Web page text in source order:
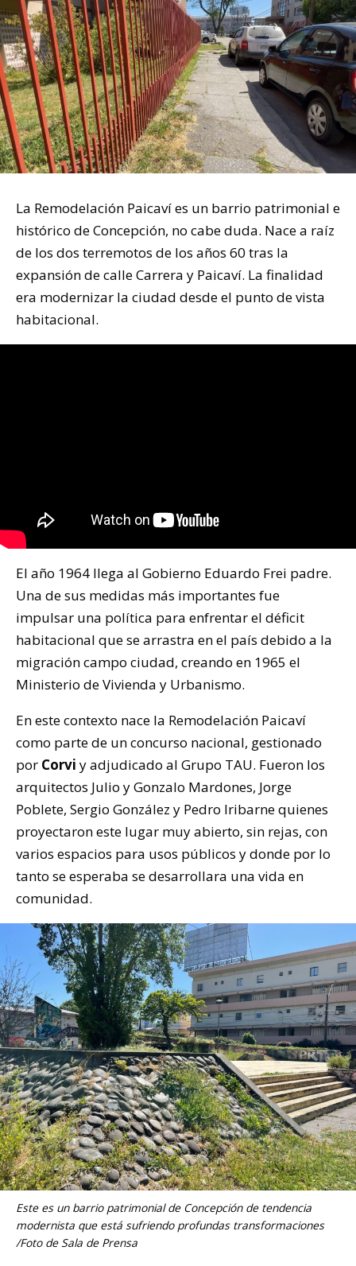
La Remodelación Paicaví es un barrio patrimonial e
histórico de Concepción, no cabe duda. Nace a raíz
de los dos terremotos de los años 60 tras la
expansión de calle Carrera y Paicaví. La finalidad
era modernizar la ciudad desde el punto de vista
habitacional.
El año 1964 llega al Gobierno Eduardo Frei padre.
Una de sus medidas más importantes fue
impulsar una política para enfrentar el déficit
habitacional que se arrastra en el país debido a la
migración campo ciudad, creando en 1965 el
Ministerio de Vivienda y Urbanismo.
En este contexto nace la Remodelación Paicaví
como parte de un concurso nacional, gestionado
por Corvi y adjudicado al Grupo TAU. Fueron los
arquitectos Julio y Gonzalo Mardones, Jorge
Poblete, Sergio González y Pedro Iribarne quienes
proyectaron este lugar muy abierto, sin rejas, con
varios espacios para usos públicos y donde por lo
tanto se esperaba se desarrollara una vida en
comunidad.
Este es un barrio patrimonial de Concepción de tendencia
modernista que está sufriendo profundas transformaciones
/Foto de Sala de Prensa